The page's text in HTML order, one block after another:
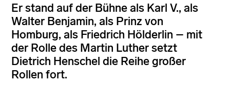
Er stand auf der Bühne als Karl V., als
Walter Benjamin, als Prinz von
Homburg, als Friedrich Hölderlin – mit
der Rolle des Martin Luther setzt
Dietrich Henschel die Reihe großer
Rollen fort.